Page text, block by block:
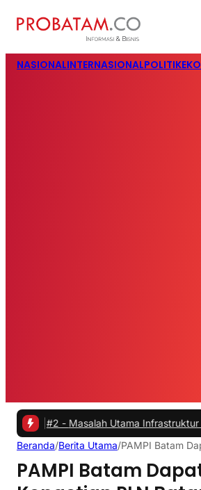
NASIONALINTERNASIONALPOLITIK
Masalah Utama Infrastruktur
Beranda/Berita Utama/PAMPI Batam
PAMPI Batam